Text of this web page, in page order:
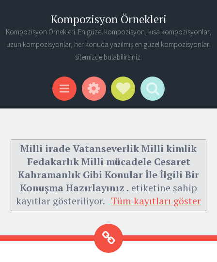
Kompozisyon Örnekleri
Kompozisyon Örnekleri. En güzel kompozisyon, kısa kompozisyonlar,
uzun kompozisyonlar, her konuda yazılmış en güzel kompozisyonları
sitemizde bulabilirsiniz.
Menu WidgetsSocial Links
Search
Milli irade Vatanseverlik Milli kimlik
Fedakarlık Milli mücadele Cesaret
Kahramanlık Gibi Konular İle İlgili Bir
Konuşma Hazırlayınız . etiketine sahip
kayıtlar gösteriliyor. Tüm kayıtları göster